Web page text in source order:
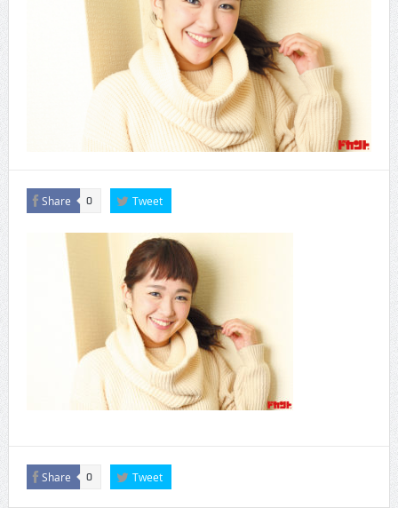
CINEMA×STYLE 285号
CINEMA×STYLE 294号
Share 0 Tweet
Share 0 Tweet